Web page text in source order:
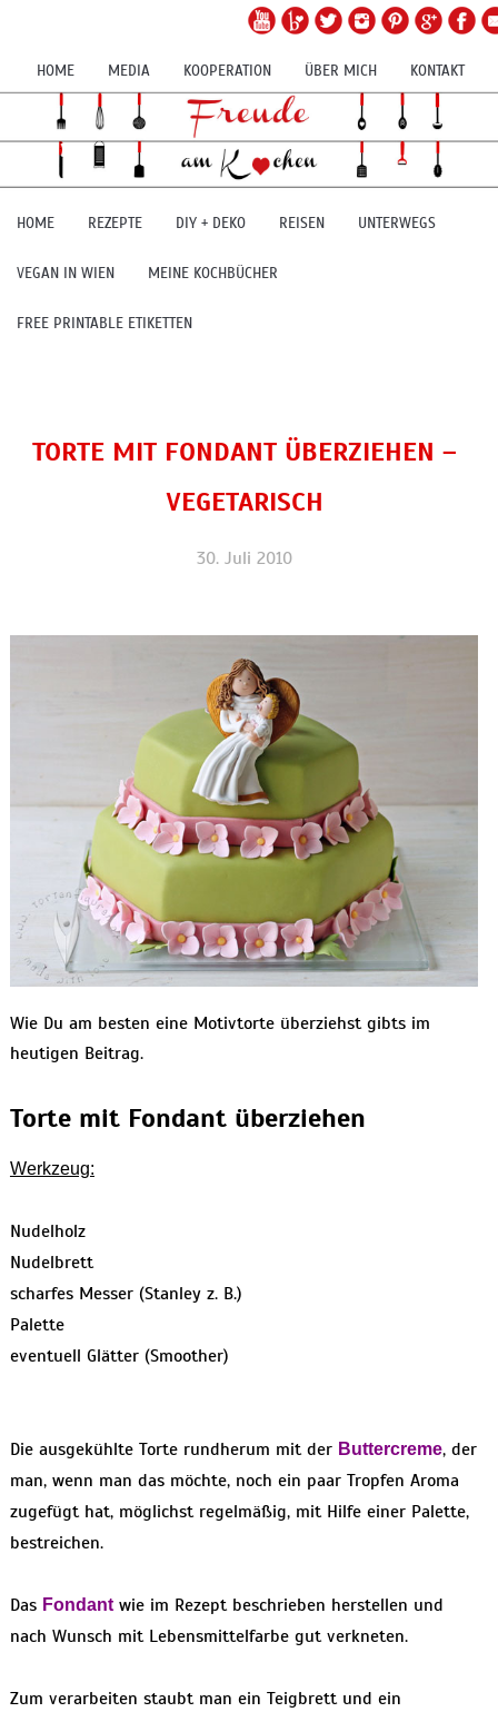
HOME MEDIA KOOPERATION ÜBER MICH KONTAKT
HOME REZEPTE DIY + DEKO REISEN UNTERWEGS
VEGAN IN WIEN MEINE KOCHBÜCHER
FREE PRINTABLE ETIKETTEN
TORTE MIT FONDANT ÜBERZIEHEN –
VEGETARISCH
30. Juli 2010
Wie Du am besten eine Motivtorte überziehst gibts im
heutigen Beitrag.
Torte mit Fondant überziehen
Werkzeug:
Nudelholz
Nudelbrett
scharfes Messer (Stanley z. B.)
Palette
eventuell Glätter (Smoother)
Die ausgekühlte Torte rundherum mit der Buttercreme, der
man, wenn man das möchte, noch ein paar Tropfen Aroma
zugefügt hat, möglichst regelmäßig, mit Hilfe einer Palette,
bestreichen.
Das Fondantwie im Rezept beschrieben herstellen und
nach Wunsch mit Lebensmittelfarbe gut verkneten.
Zum verarbeiten staubt man ein Teigbrett und ein